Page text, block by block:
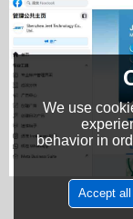
We use
behavior in
Accept all